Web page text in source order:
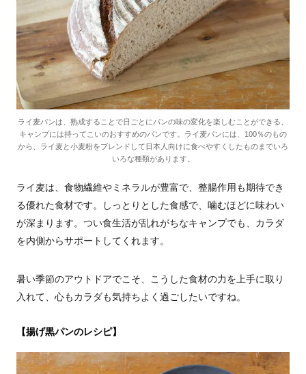
ライ麦パンは、熟成することで日ごとにパンの味の変化を楽しむことができる、
キャンプには持ってこいのおすすめのパンです。ライ麦パンには、100％のもの
から、ライ麦と小麦粉をブレンドして日本人向けに食べやすくしたものまでいろ
いろな種類があります。
ライ麦は、食物繊維やミネラルが豊富で、整腸作用も期待でき
る優れた食材です。しっとりとした食感で、噛むほどに味わい
が深まります。つい食生活が乱れがちなキャンプでも、カラダ
を内側からサポートしてくれます。
暑い季節のアウトドアでこそ、こうした食材の力を上手に取り
入れて、心もカラダも気持ちよく過ごしたいですね。
【揚げ黒パンのレシピ】